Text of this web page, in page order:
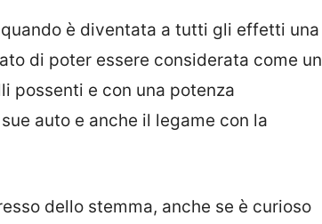
è diventata a tutti gli effetti una
di poter essere considerata come un
possenti e con una potenza
auto e anche il legame con la
dello stemma, anche se è curioso